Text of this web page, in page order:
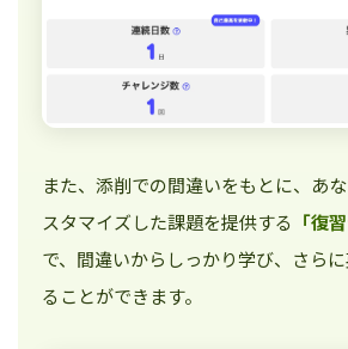
また、添削での間違いをもとに、あ
スタマイズした課題を提供する 「復
で、間違いからしっかり学び、さら
ることができます。